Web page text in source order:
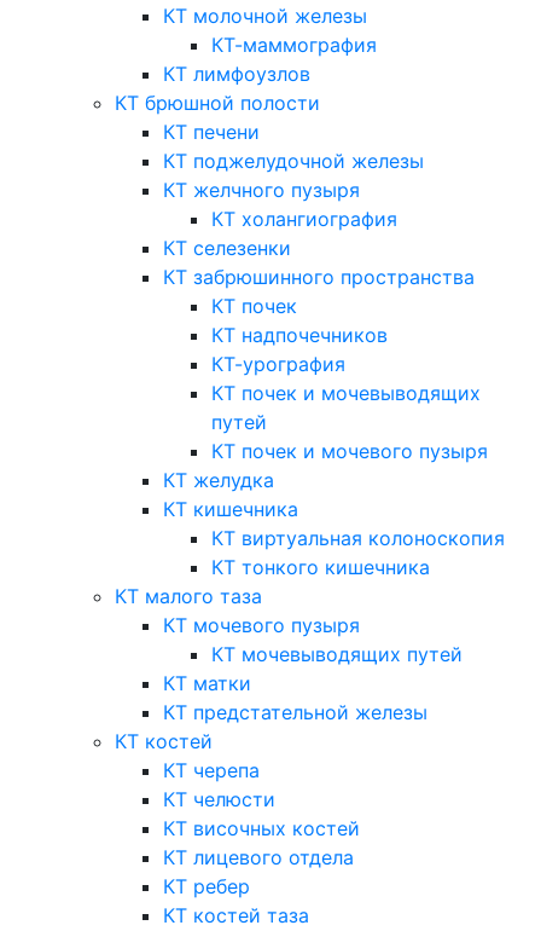
КТ молочной железы
КТ-маммография
КТ лимфоузлов
КТ брюшной полости
КТ печени
КТ поджелудочной железы
КТ желчного пузыря
КТ холангиография
КТ селезенки
КТ забрюшинного пространства
КТ почек
КТ надпочечников
КТ-урография
КТ почек и мочевыводящих
путей
КТ почек и мочевого пузыря
КТ желудка
КТ кишечника
КТ виртуальная колоноскопия
КТ тонкого кишечника
КТ малого таза
КТ мочевого пузыря
КТ мочевыводящих путей
КТ матки
КТ предстательной железы
КТ костей
КТ черепа
КТ челюсти
КТ височных костей
КТ лицевого отдела
КТ ребер
КТ костей таза